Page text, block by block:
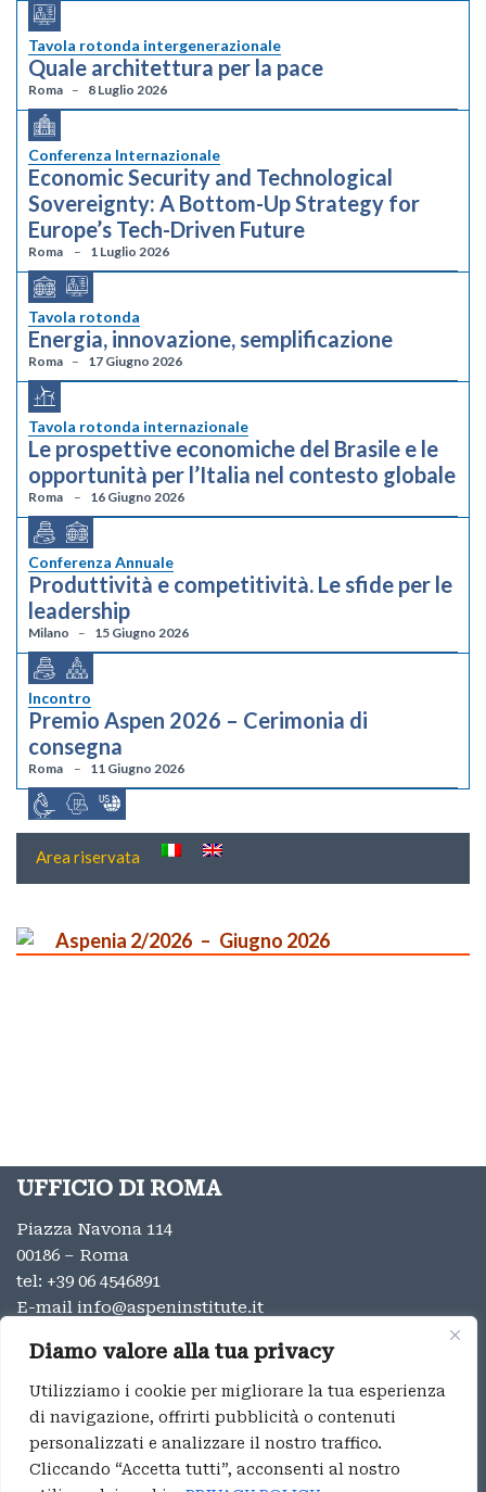
Diamo valore alla tua privacy
Utilizziamo i cookie per migliorare la tua esperienza
di navigazione, offrirti pubblicità o contenuti
personalizzati e analizzare il nostro traffico.
Cliccando “Accetta tutti”, acconsenti al nostro
Tavola rotonda intergenerazionale
Quale architettura per la pace
Roma 8 Luglio 2026
Conferenza Internazionale
Economic Security and Technological
Sovereignty: A Bottom-Up Strategy for
Europe’s Tech-Driven Future
Roma 1 Luglio 2026
Tavola rotonda
Energia, innovazione, semplificazione
Roma 17 Giugno 2026
Tavola rotonda internazionale
Le prospettive economiche del Brasile e le
opportunità per l’Italia nel contesto globale
Roma 16 Giugno 2026
Conferenza Annuale
Produttività e competitività. Le sfide per le
leadership
Milano 15 Giugno 2026
Incontro
Premio Aspen 2026 – Cerimonia di
consegna
Roma 11 Giugno 2026
Area riservata
Aspenia 2/2026 Giugno 2026
UFFICIO DI ROMA
Piazza Navona 114
00186 – Roma
tel: +39 06 4546891
E-mail info@aspeninstitute.it
UFFICIO DI MILANO
Via Vincenzo Monti 12
20123 – Milano
tel:+39 02 9996131
E-mail:info@aspeninstitute.it